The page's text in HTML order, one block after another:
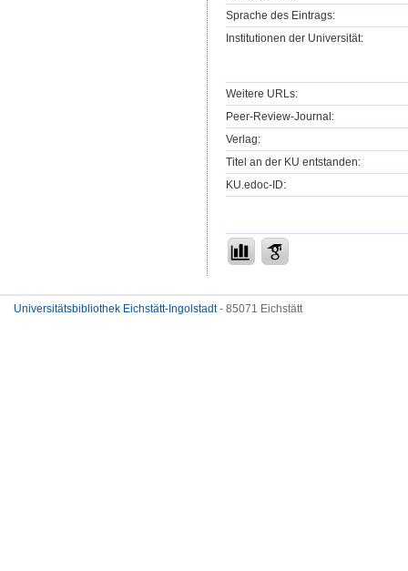
Sprache des Eintrags:
Institutionen der Universität:
Weitere URLs:
Peer-Review-Journal:
Verlag:
Titel an der KU entstanden:
KU.edoc-ID:
Universitätsbibliothek Eichstätt-Ingolstadt- 85071 Eichstätt